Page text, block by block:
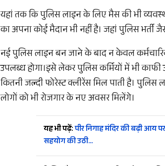
यहां तक कि पुलिस लाइन के लिए मैस की भी
का अपना कोई मैदान भी नहीं है। जहां पुलिस भर्ती
नई पुलिस लाइन बन जाने के बाद न केवल
उपलब्ध होगा।इसे लेकर पुलिस कर्मियों में भी
कितनी जल्दी फोरेस्ट क्लीरेंस मिल पाती है।
लोगों को भी रोजगार के नए अवसर मिलेंगे।
यह भी पढ़ें:पीर निगाह मंदिर की बढ़ी आय
सहयोग की उठी…